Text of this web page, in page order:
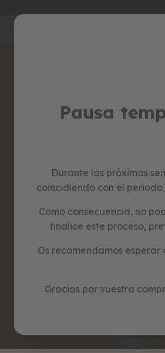
Pausa
Durante las próximas
coincidiendo con el
Como consecuencia, no
finalice este proceso,
Os recomendamos
Gracias por vuestra
Ir
educativos
construcción
puzzles